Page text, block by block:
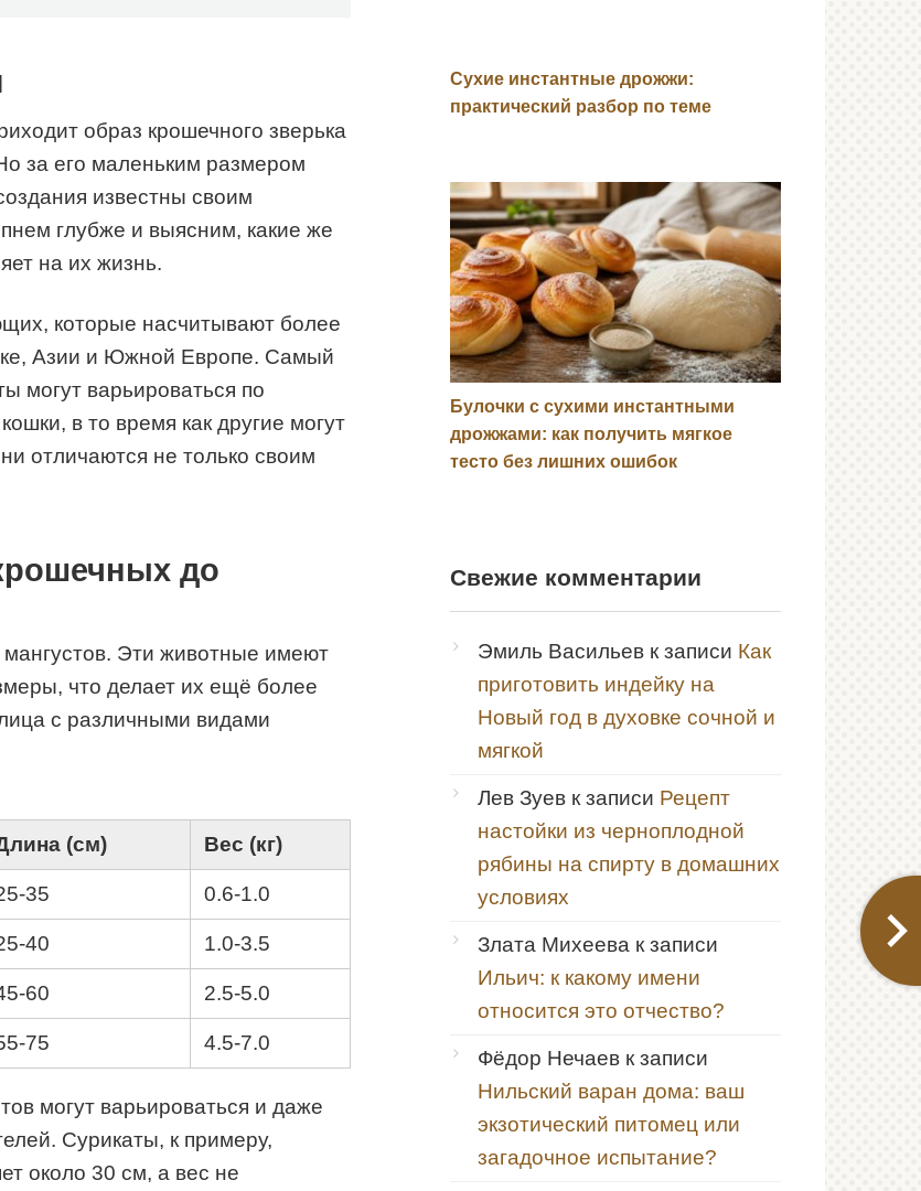
образ крошечного зверька
за его маленьким размером
известны своим
глубже и выясним, какие же
на их жизнь.
которые насчитывают более
Азии и Южной Европе. Самый
могут варьироваться по
в то время как другие могут
отличаются не только своим
до
Эти животные имеют
что делает их ещё более
с различными видами
(см) Вес (кг)
35 0.6-1.0
40 1.0-3.5
60 2.5-5.0
75 4.5-7.0
могут варьироваться и даже
Сурикаты, к примеру,
около 30 см, а вес не
Сухие инстантные дрожжи:
практический разбор по теме
Булочки с сухими инстантными
дрожжами: как получить мягкое
тесто без лишних ошибок
Свежие комментарии
Эмиль Васильев к записи Как
приготовить индейку на
Новый год в духовке сочной и
мягкой
Лев Зуев к записи Рецепт
настойки из черноплодной
рябины на спирту в домашних
условиях
Злата Михеева к записи
Ильич: к какому имени
относится это отчество?
Фёдор Нечаев к записи
Нильский варан дома: ваш
экзотический питомец или
загадочное испытание?